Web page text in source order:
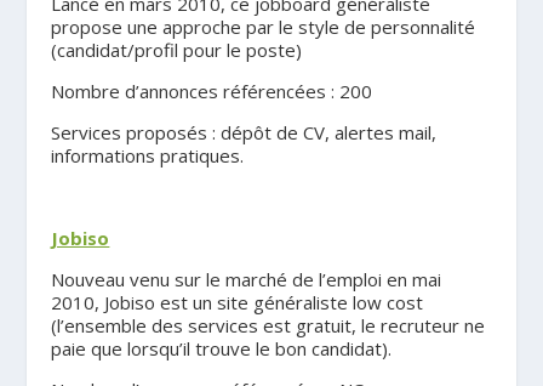
propose une approche par le style de personnalité
(candidat/profil pour le poste)
Nombre d’annonces référencées : 200
Services proposés : dépôt de CV, alertes mail,
informations pratiques.
Jobiso
Nouveau venu sur le marché de l’emploi en mai
2010, Jobiso est un site généraliste low cost
(l’ensemble des services est gratuit, le recruteur ne
paie que lorsqu’il trouve le bon candidat).